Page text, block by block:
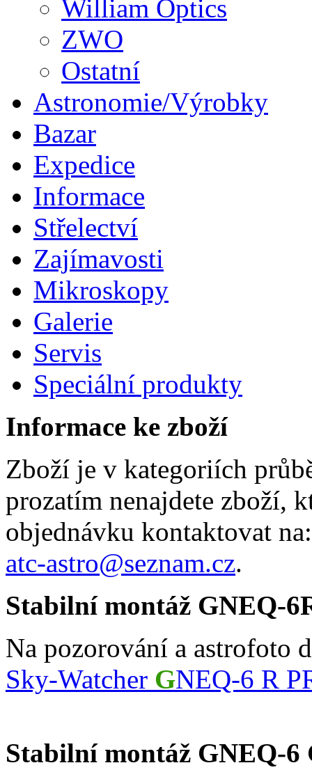
William Optics
ZWO
Ostatní
Astronomie/Výrobky
Bazar
Expedice
Informace
Střelectví
Zajímavosti
Mikroskopy
Galerie
Servis
Speciální produkty
Informace ke zboží
Zboží je v kategoriích
prozatím nenajdete zboží,
objednávku kontaktovat na:
atc-astro@seznam.cz.
Stabilní montáž GNEQ-
Na pozorování a astrofoto
Sky-Watcher GNEQ-6 R
Stabilní montáž GNEQ-6